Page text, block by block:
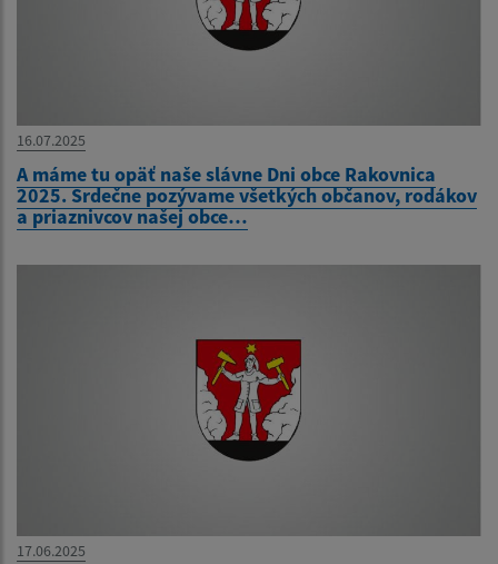
16.07.2025
A máme tu opäť naše slávne Dni obce Rakovnica
2025. Srdečne pozývame všetkých občanov, rodákov
a priaznivcov našej obce…
17.06.2025